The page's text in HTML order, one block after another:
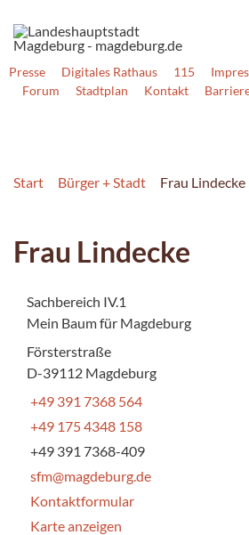
Presse Digitales Rathaus 115
Forum
Stadtplan Kontakt
Start Bürger + Stadt Frau Lindecke
Frau Lindecke
Sachbereich IV.1
Mein Baum für Magdeburg
Försterstraße
D-39112 Magdeburg
+49 391 7368 564
+49 175 4348 158
+49 391 7368-409
sfm@magdeburg.de
Kontaktformular
Karte anzeigen